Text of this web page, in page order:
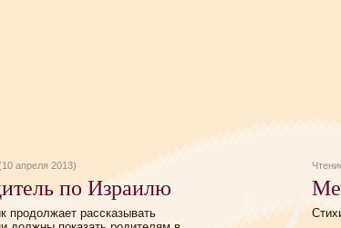
апреля 2013)
по Израилю
продолжает рассказывать